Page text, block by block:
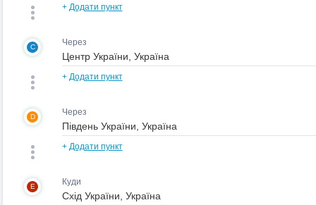
+ Додати пункт
C Через
+ Додати пункт
D Через
+ Додати пункт
E Куди